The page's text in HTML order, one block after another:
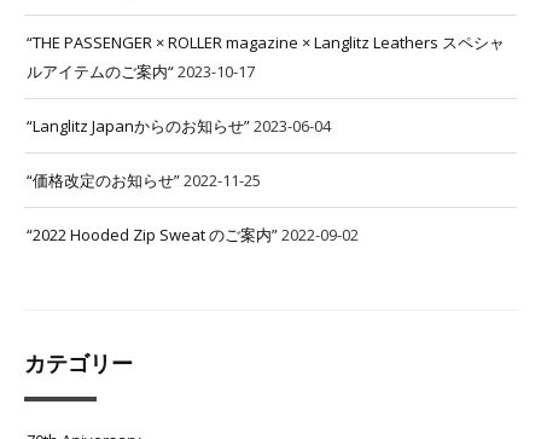
“THE PASSENGER × ROLLER magazine × Langlitz Leathers スペシャ
ルアイテムのご案内“2023-10-17
“Langlitz Japanからのお知らせ”2023-06-04
“価格改定のお知らせ”2022-11-25
“2022 Hooded Zip Sweat のご案内”2022-09-02
カテゴリー